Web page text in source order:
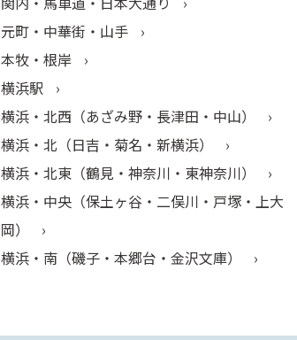
元町・中華街・山手
本牧・根岸
横浜駅
横浜・北西（あざみ野・長津田・中山）
横浜・北（日吉・菊名・新横浜）
横浜・北東（鶴見・神奈川・東神奈川）
横浜・中央（保土ヶ谷・二俣川・戸塚・上大
岡）
横浜・南（磯子・本郷台・金沢文庫）